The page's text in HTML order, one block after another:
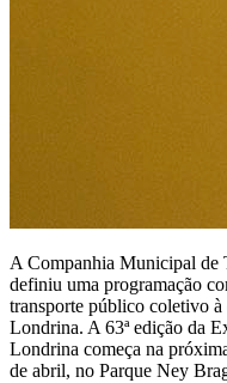
A Companhia Municipal
definiu uma programação
transporte público coletivo
Londrina. A 63ª edição da
Londrina começa na
de abril, no Parque Ney